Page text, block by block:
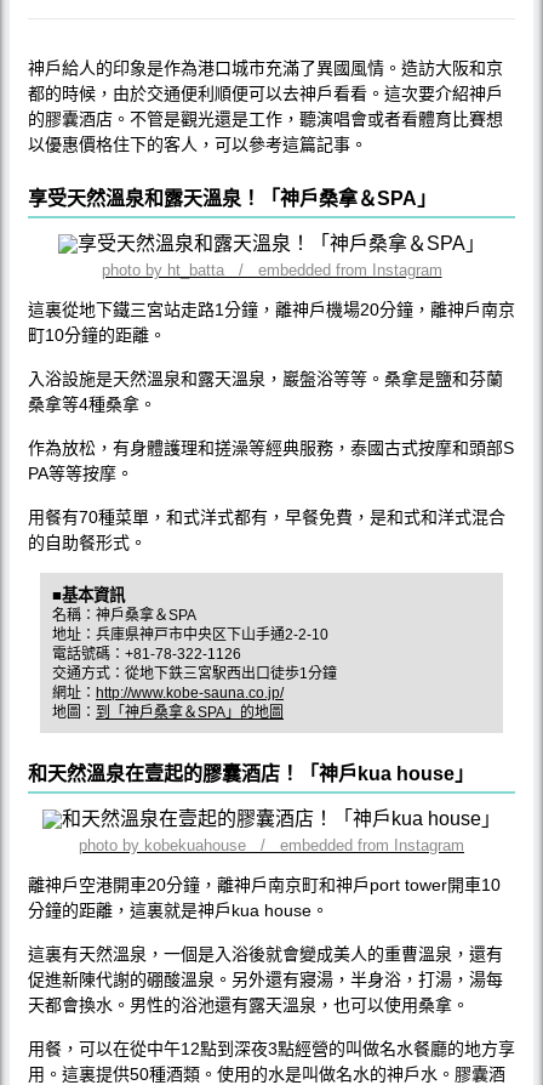
神戶給人的印象是作為港口城市充滿了異國風情。造訪大阪和京
都的時候，由於交通便利順便可以去神戶看看。這次要介紹神戶
的膠囊酒店。不管是觀光還是工作，聽演唱會或者看體育比賽想
以優惠價格住下的客人，可以參考這篇記事。
享受天然溫泉和露天溫泉！「神戶桑拿＆SPA」
photo by ht_batta / embedded from Instagram
這裏從地下鐵三宮站走路1分鐘，離神戶機場20分鐘，離神戶南京
町10分鐘的距離。
入浴設施是天然溫泉和露天溫泉，巖盤浴等等。桑拿是鹽和芬蘭
桑拿等4種桑拿。
作為放松，有身體護理和搓澡等經典服務，泰國古式按摩和頭部S
PA等等按摩。
用餐有70種菜單，和式洋式都有，早餐免費，是和式和洋式混合
的自助餐形式。
■基本資訊
名稱：神戶桑拿＆SPA
地址：兵庫県神戸市中央区下山手通2-2-10
電話號碼：+81-78-322-1126
交通方式：從地下鉄三宮駅西出口徒歩1分鐘
網址： http://www.kobe-sauna.co.jp/
地圖： 到「神戶桑拿＆SPA」的地圖
和天然溫泉在壹起的膠囊酒店！「神戶kua house」
photo by kobekuahouse / embedded from Instagram
離神戶空港開車20分鐘，離神戶南京町和神戶port tower開車10
分鐘的距離，這裏就是神戶kua house。
這裏有天然溫泉，一個是入浴後就會變成美人的重曹溫泉，還有
促進新陳代謝的硼酸溫泉。另外還有寢湯，半身浴，打湯，湯每
天都會換水。男性的浴池還有露天溫泉，也可以使用桑拿。
用餐，可以在從中午12點到深夜3點經營的叫做名水餐廳的地方享
用。這裏提供50種酒類。使用的水是叫做名水的神戶水。膠囊酒